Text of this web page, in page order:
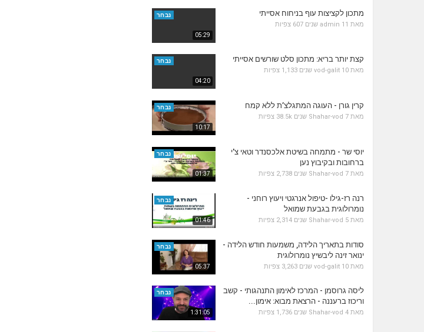
05:29
נבחר מתכון לקציצות עוף בניחוח אסייתי
מאת admin 11 שנים 607 צפיות
04:20
נבחר קצת יותר בריא: מתכון סלט שורשים אסייתי
מאת vod-galit 10 שנים 1,133 צפיות
10:17
נבחר קרין גורן - העוגה המתגלצ’ת ללא קמח
מאת Shahar-vod 7 שנים 38.5k צפיות
01:37
נבחר
יוסי שר - מתמחה בשיטת אלכסנדר וטאי צ'י
ברחובות ובקיבוץ נען
מאת Shahar-vod 7 שנים 2,738 צפיות
01:46
נבחר
רנה רז-גילו -טיפול אנרגטי ויעוץ רוחני -
נומרולוגית בגבעת שמואל
מאת Shahar-vod 5 שנים 2,314 צפיות
05:37
נבחר
סודות בתאריך הלידה, משמעות חודש הלידה -
ינואר זינה ליבשיץ נומרולוגית
מאת vod-galit 10 שנים 3,263 צפיות
1:31:05
נבחר
ליסה גרוסמן - המרכז לאימון התנהגותי - קשב
וריכוז ברעננה - הרצאת מבוא: אימון...
מאת Shahar-vod 4 שנים 1,736 צפיות